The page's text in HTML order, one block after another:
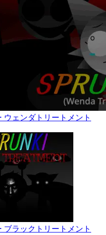
ウェンダトリートメント
ブラックトリートメント